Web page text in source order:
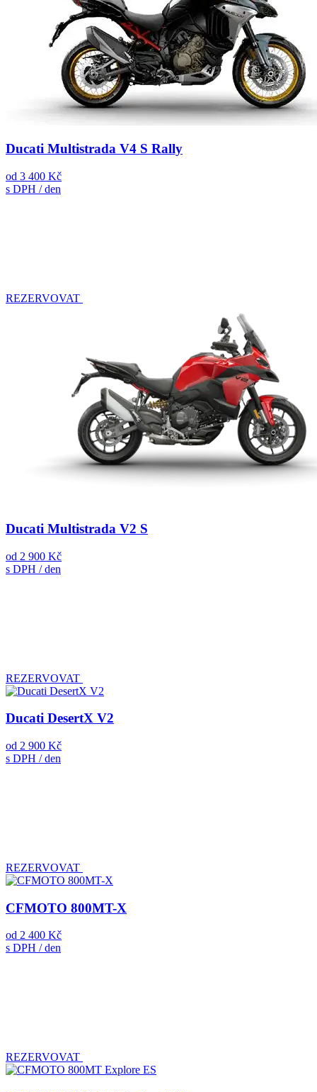
Ducati Multistrada V4 S Rally
od 3 400 Kč
s DPH / den
REZERVOVAT
Ducati Multistrada V2 S
od 2 900 Kč
s DPH / den
REZERVOVAT
Ducati DesertX V2
od 2 900 Kč
s DPH / den
REZERVOVAT
CFMOTO 800MT-X
od 2 400 Kč
s DPH / den
REZERVOVAT